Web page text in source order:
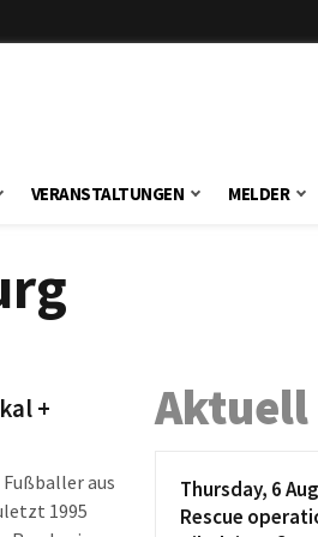
VERANSTALTUNGEN MELDER
+
aus
1995
Aktuell
Thursday, 6
Rescue